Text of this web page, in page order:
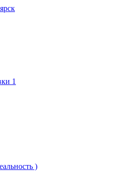
1
)